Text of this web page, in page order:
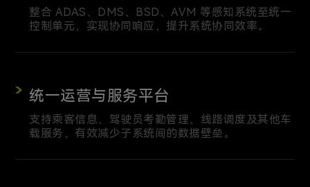
整合 ADAS、DMS、BSD、AVM 等感知系统至统一
控制单元，实现协同响应，提升系统协同效率。
统一运营与服务平台
支持乘客信息、驾驶员考勤管理、线路调度及其他车
载服务，有效减少子系统间的数据壁垒。